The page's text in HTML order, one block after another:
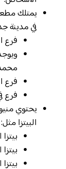
يمتلك
في مدينة
فرع
فرع
فرع
يحتوي
البيتزا مثل: